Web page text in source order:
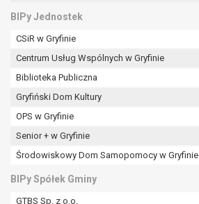
BIPy Jednostek
CSiR w Gryfinie
Centrum Usług Wspólnych w Gryfinie
Biblioteka Publiczna
Gryfiński Dom Kultury
OPS w Gryfinie
Senior + w Gryfinie
Środowiskowy Dom Samopomocy w Gryfinie
BIPy Spółek Gminy
GTBS Sp. z o.o.